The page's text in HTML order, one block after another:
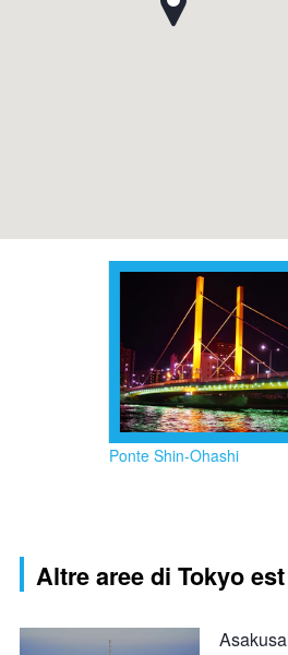
Ponte Shin-Ohashi
Altre aree di Tokyo est
Asakusa